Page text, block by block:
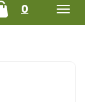
0prodotti
inseriti